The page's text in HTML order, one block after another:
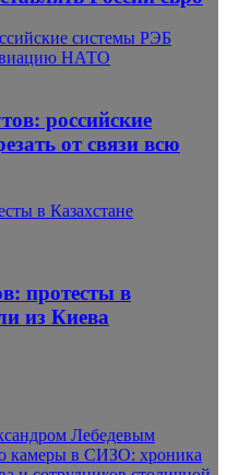
системы РЭБ
НАТО
российские
от связи всю
в Казахстане
протесты в
из Киева
камеры в СИЗО: хроника